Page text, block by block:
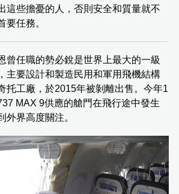
這些擔憂的人，否則安全和質量就不
要任務。
曾任職的勢必銳是世界上最大的一級
主要設計和製造民用和軍用飛機結構
托工廠，於2015年被剝離出售。今年1
MAX 9供應的艙門在飛行途中發生
外界高度關注。